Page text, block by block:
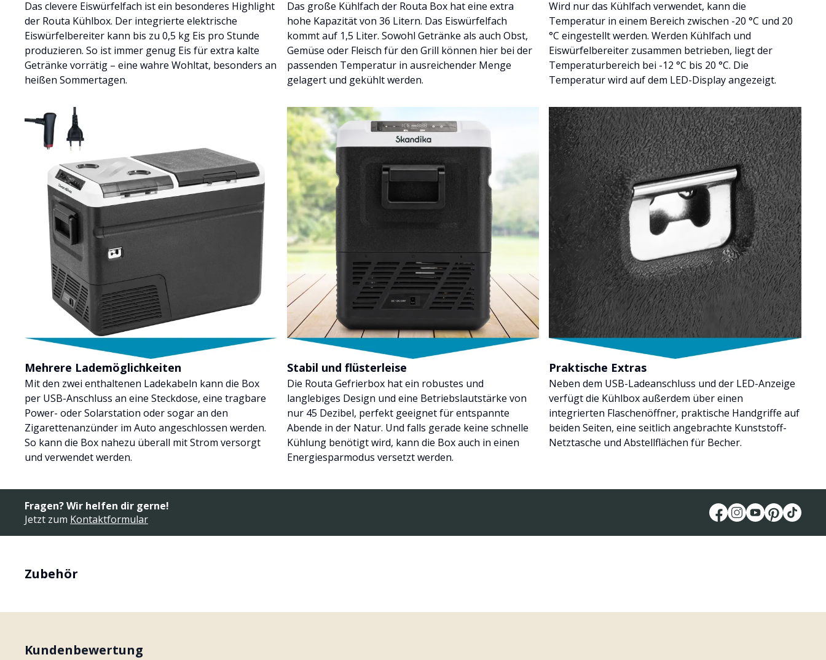
Das clevere Eiswürfelfach ist ein besonderes Highlight
der Routa Kühlbox. Der integrierte elektrische
Eiswürfelbereiter kann bis zu 0,5 kg Eis pro Stunde
produzieren. So ist immer genug Eis für extra kalte
Getränke vorrätig – eine wahre Wohltat, besonders an
heißen Sommertagen.
Das große Kühlfach der Routa Box hat eine extra
hohe Kapazität von 36 Litern. Das Eiswürfelfach
kommt auf 1,5 Liter. Sowohl Getränke als auch Obst,
Gemüse oder Fleisch für den Grill können hier bei der
passenden Temperatur in ausreichender Menge
gelagert und gekühlt werden.
Wird nur das Kühlfach verwendet, kann die
Temperatur in einem Bereich zwischen -20 °C und 20
°C eingestellt werden. Werden Kühlfach und
Eiswürfelbereiter zusammen betrieben, liegt der
Temperaturbereich bei -12 °C bis 20 °C. Die
Temperatur wird auf dem LED-Display angezeigt.
Mehrere Lademöglichkeiten
Mit den zwei enthaltenen Ladekabeln kann die Box
per USB-Anschluss an eine Steckdose, eine tragbare
Power- oder Solarstation oder sogar an den
Zigarettenanzünder im Auto angeschlossen werden.
So kann die Box nahezu überall mit Strom versorgt
und verwendet werden.
Stabil und flüsterleise
Die Routa Gefrierbox hat ein robustes und
langlebiges Design und eine Betriebslautstärke von
nur 45 Dezibel, perfekt geeignet für entspannte
Abende in der Natur. Und falls gerade keine schnelle
Kühlung benötigt wird, kann die Box auch in einen
Energiesparmodus versetzt werden.
Praktische Extras
Neben dem USB-Ladeanschluss und der LED-Anzeige
verfügt die Kühlbox außerdem über einen
integrierten Flaschenöffner, praktische Handgriffe auf
beiden Seiten, eine seitlich angebrachte Kunststoff-
Netztasche und Abstellflächen für Becher.
Fragen? Wir helfen dir gerne!
Jetzt zum Kontaktformular
Zubehör
Kundenbewertung